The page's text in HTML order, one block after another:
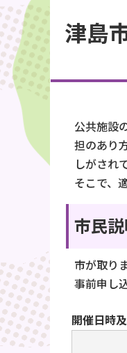
す
文
こ
こ
か
ら
津島
公共施設
担のあり
しがされ
そこで、
市民
市が取り
事前申し
開催日時